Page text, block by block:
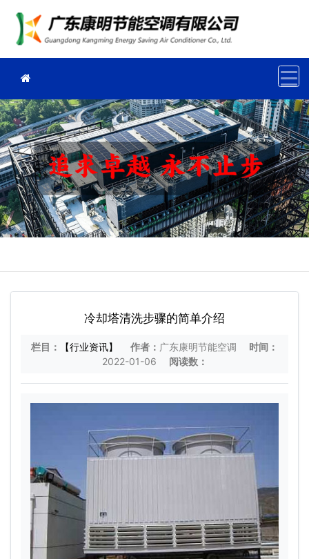
冷却塔清洗步骤的简单介绍
栏目： 【行业资讯】 作者： 广东康明节能空调
时间：
2022-01-06
阅读数：